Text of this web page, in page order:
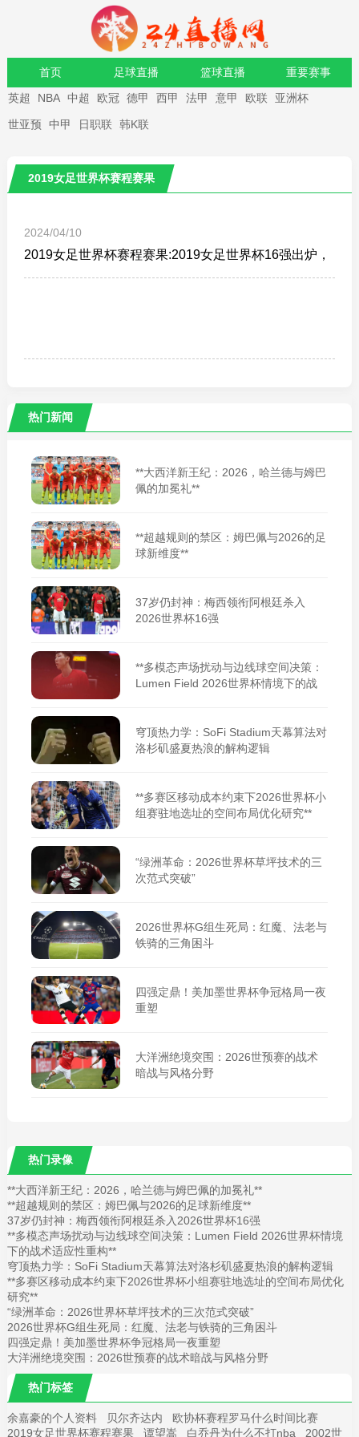
首页 足球直播 篮球直播 重要赛事
资讯 录像
英超 NBA 中超 欧冠 德甲 西甲 法甲 意甲 欧联 亚洲杯
世亚预 中甲 日职联 韩K联
2019女足世界杯赛程赛果
2024/04/10
2019女足世界杯赛程赛果:2019女足世界杯16强出炉，
热门新闻
**大西洋新王纪：2026，哈兰德与姆巴
佩的加冕礼**
**超越规则的禁区：姆巴佩与2026的足
球新维度**
37岁仍封神：梅西领衔阿根廷杀入
2026世界杯16强
**多模态声场扰动与边线球空间决策：
Lumen Field 2026世界杯情境下的战
穹顶热力学：SoFi Stadium天幕算法对
洛杉矶盛夏热浪的解构逻辑
**多赛区移动成本约束下2026世界杯小
组赛驻地选址的空间布局优化研究**
“绿洲革命：2026世界杯草坪技术的三
次范式突破”
2026世界杯G组生死局：红魔、法老与
铁骑的三角困斗
四强定鼎！美加墨世界杯争冠格局一夜
重塑
大洋洲绝境突围：2026世预赛的战术
暗战与风格分野
热门录像
**大西洋新王纪：2026，哈兰德与姆巴佩的加冕礼**
**超越规则的禁区：姆巴佩与2026的足球新维度**
37岁仍封神：梅西领衔阿根廷杀入2026世界杯16强
**多模态声场扰动与边线球空间决策：Lumen Field 2026世界杯情境
下的战术适应性重构**
穹顶热力学：SoFi Stadium天幕算法对洛杉矶盛夏热浪的解构逻辑
**多赛区移动成本约束下2026世界杯小组赛驻地选址的空间布局优化
研究**
“绿洲革命：2026世界杯草坪技术的三次范式突破”
2026世界杯G组生死局：红魔、法老与铁骑的三角困斗
四强定鼎！美加墨世界杯争冠格局一夜重塑
大洋洲绝境突围：2026世预赛的战术暗战与风格分野
热门标签
余嘉豪的个人资料 贝尔齐达内
欧协杯赛程罗马什么时间比赛
2019女足世界杯赛程赛果
谭望嵩 白乔丹为什么不打nba 2002世